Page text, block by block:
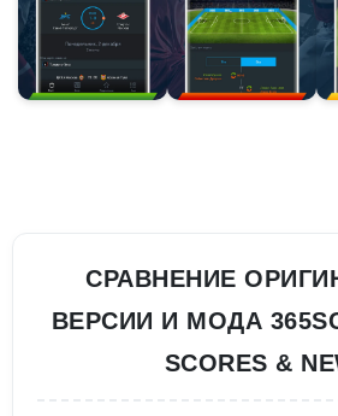
СРАВНЕНИЕ
ВЕРСИИ И МОДА
SCORES &